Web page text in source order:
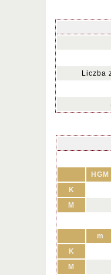
Liczba
HGM
K
M
m
K
M